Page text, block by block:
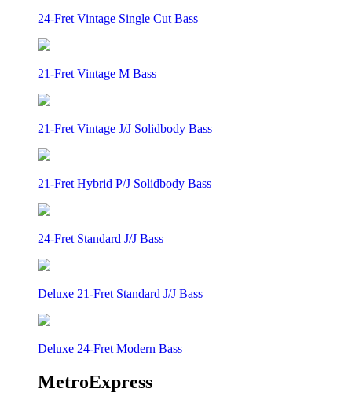
24-Fret Vintage Single Cut Bass
21-Fret Vintage M Bass
21-Fret Vintage J/J Solidbody Bass
21-Fret Hybrid P/J Solidbody Bass
24-Fret Standard J/J Bass
Deluxe 21-Fret Standard J/J Bass
Deluxe 24-Fret Modern Bass
MetroExpress